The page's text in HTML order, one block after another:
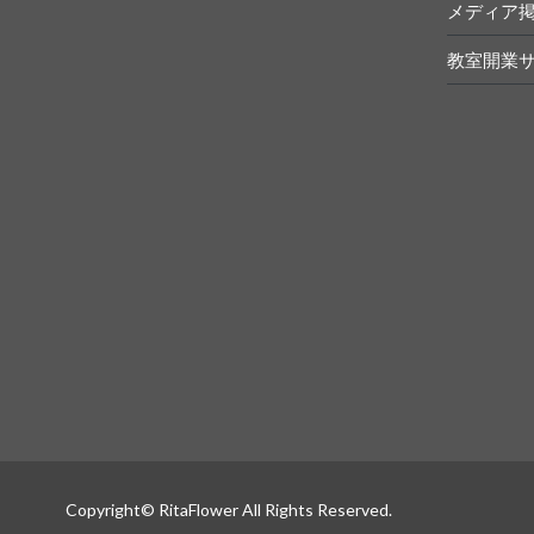
メディア
教室開業
Copyright© RitaFlower All Rights Reserved.